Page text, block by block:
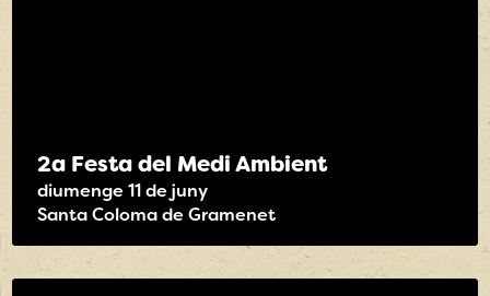
2a Festa del Medi Ambient
diumenge 11 de juny
Santa Coloma de Gramenet